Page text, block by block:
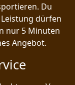
Du
dürfen
nur 5 Minuten
Angebot.